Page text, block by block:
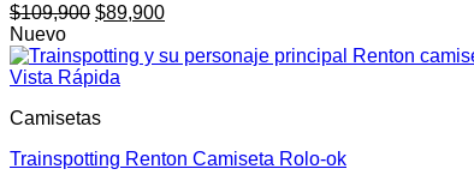
$109,900 El
original
era:
$89,900El
actual
Nuevo
Vista Rápida
Camisetas
Trainspotting Renton Camiseta Rolo-ok